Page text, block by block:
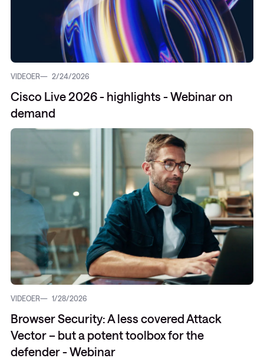
VIDEOER 2/24/2026
Cisco Live 2026 - highlights - Webinar on
demand
VIDEOER 1/28/2026
Browser Security: A less covered Attack
Vector – but a potent toolbox for the
defender - Webinar